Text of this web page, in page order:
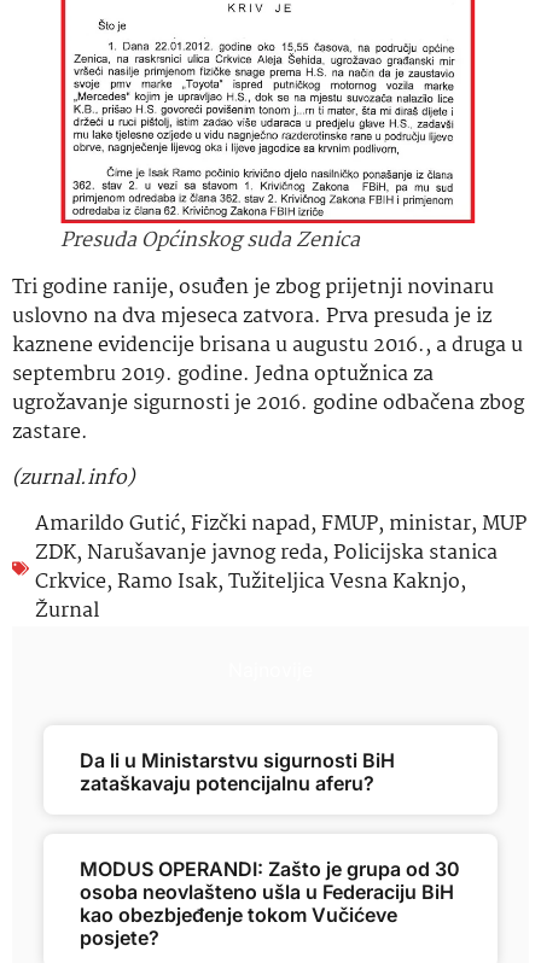
Presuda Općinskog suda Zenica
Tri godine ranije, osuđen je zbog prijetnji novinaru
uslovno na dva mjeseca zatvora. Prva presuda je iz
kaznene evidencije brisana u augustu 2016., a druga u
septembru 2019. godine. Jedna optužnica za
ugrožavanje sigurnosti je 2016. godine odbačena zbog
zastare.
(zurnal.info)
Amarildo Gutić,Fizčki napad,FMUP, ministar,MUP
ZDK,Narušavanje javnog reda,Policijska stanica
Crkvice,Ramo Isak,Tužiteljica Vesna Kaknjo,
Žurnal
Da li u Ministarstvu sigurnosti BiH
zataškavaju potencijalnu aferu?
MODUS OPERANDI: Zašto je grupa od 30
osoba neovlašteno ušla u Federaciju BiH
kao obezbjeđenje tokom Vučićeve
posjete?